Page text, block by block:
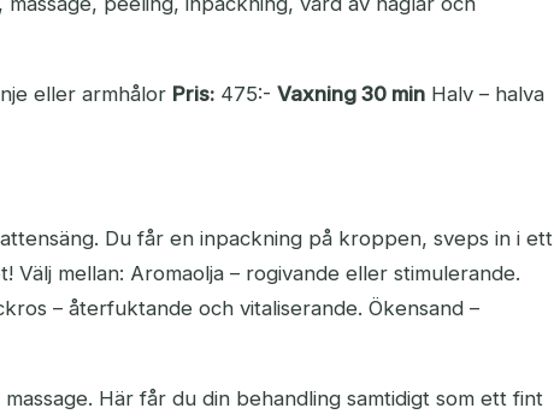
eller armhålor Pris: 475:- Vaxning 30 min Halv – halva
Du får en inpackning på kroppen, sveps in i ett
mellan: Aromaolja – rogivande eller stimulerande.
– återfuktande och vitaliserande. Ökensand –
Här får du din behandling samtidigt som ett fint